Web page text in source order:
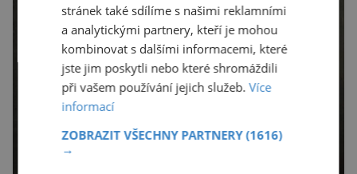
stránek také sdílíme s našimi reklamními
a analytickými partnery, kteří je mohou
kombinovat s dalšími informacemi, které
jste jim poskytli nebo které shromáždili
při vašem používání jejich služeb.Více
informací
ZOBRAZIT VŠECHNY PARTNERY(1616)
→